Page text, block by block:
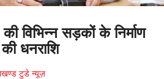
विभिन्न सड़कों के निर्माण
धनराशि
टुडे न्यूज़